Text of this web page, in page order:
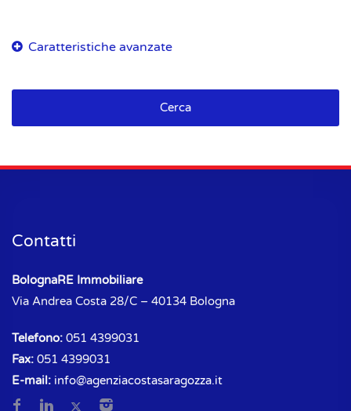
Cerca
Contatti
BolognaRE Immobiliare
Via Andrea Costa 28/C – 40134 Bologna
Telefono: 051 4399031
Fax: 051 4399031
E-mail: info@agenziacostasaragozza.it